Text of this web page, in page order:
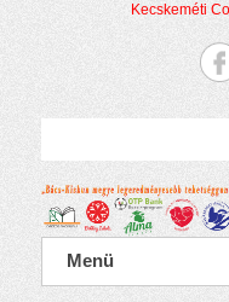
Kecskeméti
Menü